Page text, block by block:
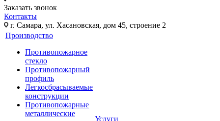
Заказать звонок
Контакты
г. Самара, ул. Хасановская, дом 45, строение 2
Производство
Противопожарное
стекло
Противопожарный
профиль
Легкосбрасываемые
конструкции
Противопожарные
металлические
Услуги